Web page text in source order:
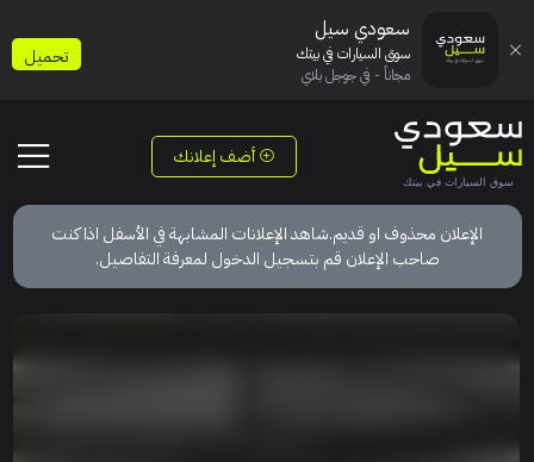
أضف إعلانك
الإعلان محذوف او قديم.شاهد الإعلانات المشابهة في الأسفل اذا كنت
صاحب الإعلان قم بتسجيل الدخول لمعرفة التفاصيل.
سعودي سيل
سوق السيارات في بيتك
مجاناً - في جوجل بلاي
تحميل